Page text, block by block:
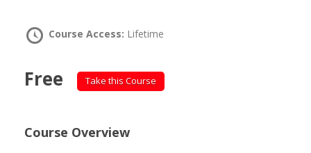
Course Access: Lifetime
Free Take this Course
Course Overview